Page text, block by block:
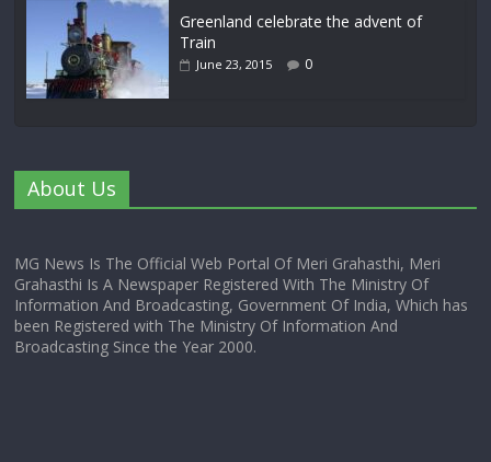
Greenland celebrate the advent of
Train
June 23, 2015 0
About Us
MG News Is The Official Web Portal Of Meri Grahasthi, Meri
Grahasthi Is A Newspaper Registered With The Ministry Of
Information And Broadcasting, Government Of India, Which has
been Registered with The Ministry Of Information And
Broadcasting Since the Year 2000.